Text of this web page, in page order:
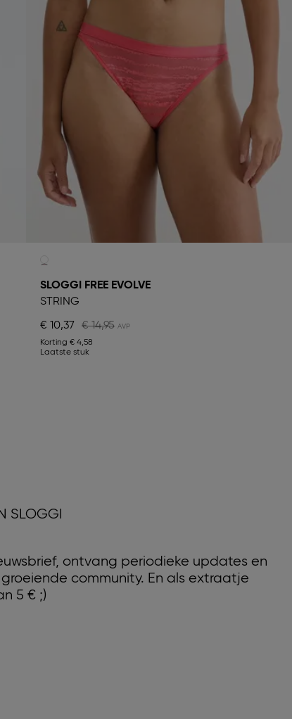
SLOGGI FREE EVOLVE
STRING
€ 10,37 € 14,95
Korting€ 4,58
Laatste stuk
SLOGGI
ontvang periodieke updates en
community. En als extraatje
5 € ;)